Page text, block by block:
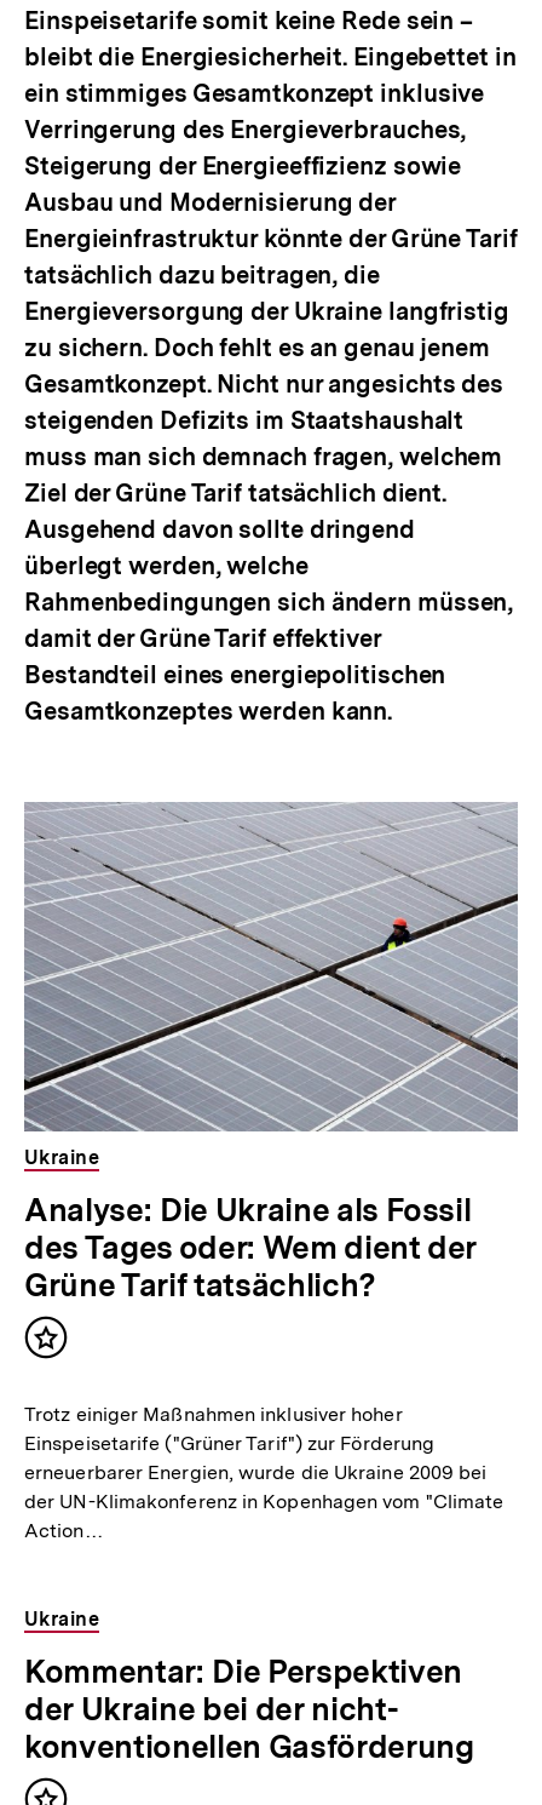
Einspeisetarife somit keine Rede sein –
bleibt die Energiesicherheit. Eingebettet in
ein stimmiges Gesamtkonzept inklusive
Verringerung des Energieverbrauches,
Steigerung der Energieeffizienz sowie
Ausbau und Modernisierung der
Energieinfrastruktur könnte der Grüne Tarif
tatsächlich dazu beitragen, die
Energieversorgung der Ukraine langfristig
zu sichern. Doch fehlt es an genau jenem
Gesamtkonzept. Nicht nur angesichts des
steigenden Defizits im Staatshaushalt
muss man sich demnach fragen, welchem
Ziel der Grüne Tarif tatsächlich dient.
Ausgehend davon sollte dringend
überlegt werden, welche
Rahmenbedingungen sich ändern müssen,
damit der Grüne Tarif effektiver
Bestandteil eines energiepolitischen
Gesamtkonzeptes werden kann.
Ukraine
Analyse: Die Ukraine als Fossil
des Tages oder: Wem dient der
Grüne Tarif tatsächlich?
Inhalt
Trotz einiger Maßnahmen inklusiver hoher
Einspeisetarife ("Grüner Tarif") zur Förderung
erneuerbarer Energien, wurde die Ukraine 2009 bei
der UN-Klimakonferenz in Kopenhagen vom "Climate
Action…
Ukraine
Kommentar: Die Perspektiven
der Ukraine bei der nicht-
konventionellen Gasförderung